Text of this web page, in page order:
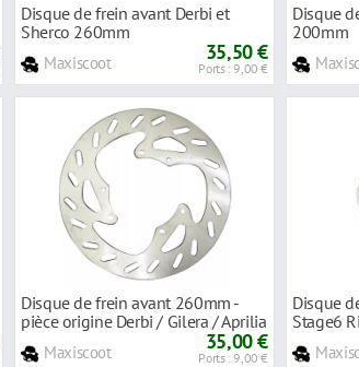
Disque de frein avant Derbi et
Sherco 260mm
Maxiscoot 35,50 €
Ports : 9,00 €
Disque
200mm
Disque de frein avant 260mm -
pièce origine Derbi / Gilera / Aprilia
Maxiscoot 35,00 €
Ports : 9,00 €
Disque
Stage6